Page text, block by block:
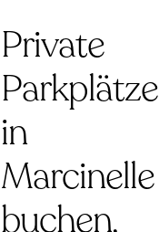
Private
Parkplätze
in
Marcinelle
buchen,